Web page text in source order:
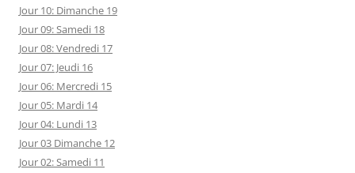
Jour 10: Dimanche 19
Jour 09: Samedi 18
Jour 08: Vendredi 17
Jour 07: Jeudi 16
Jour 06: Mercredi 15
Jour 05: Mardi 14
Jour 04: Lundi 13
Jour 03 Dimanche 12
Jour 02: Samedi 11